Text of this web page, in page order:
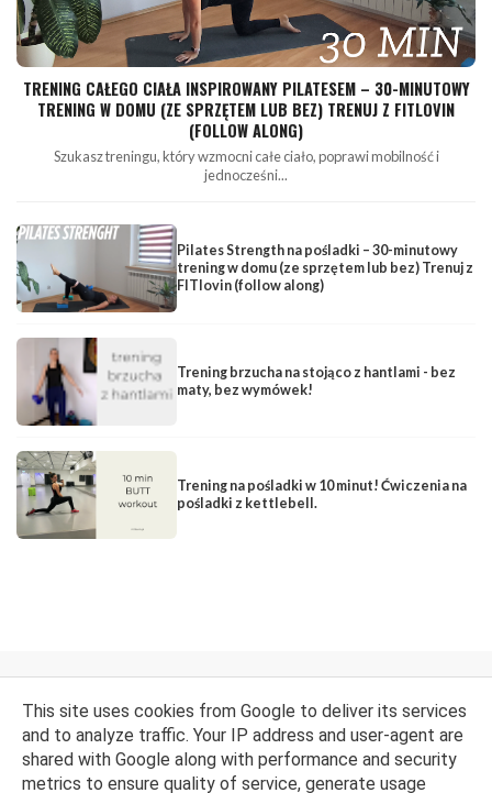
TRENING CAŁEGO CIAŁA INSPIROWANY PILATESEM – 30-MINUTOWY
TRENING W DOMU (ZE SPRZĘTEM LUB BEZ) TRENUJ Z FITLOVIN
(FOLLOW ALONG)
Szukasz treningu, który wzmocni całe ciało, poprawi mobilność i
jednocześni...
Pilates Strength na pośladki – 30-minutowy
trening w domu (ze sprzętem lub bez) Trenuj z
FITlovin (follow along)
Trening brzucha na stojąco z hantlami - bez
maty, bez wymówek!
Trening na pośladki w 10 minut! Ćwiczenia na
pośladki z kettlebell.
FACEBOOK INSTAGRAM YOUTUBE
Opiekun bloga:WebLove.PL. © Natalia Narowska, Wrocław2014-
This site uses cookies from Google to deliver its services
and to analyze traffic. Your IP address and user-agent are
shared with Google along with performance and security
metrics to ensure quality of service, generate usage